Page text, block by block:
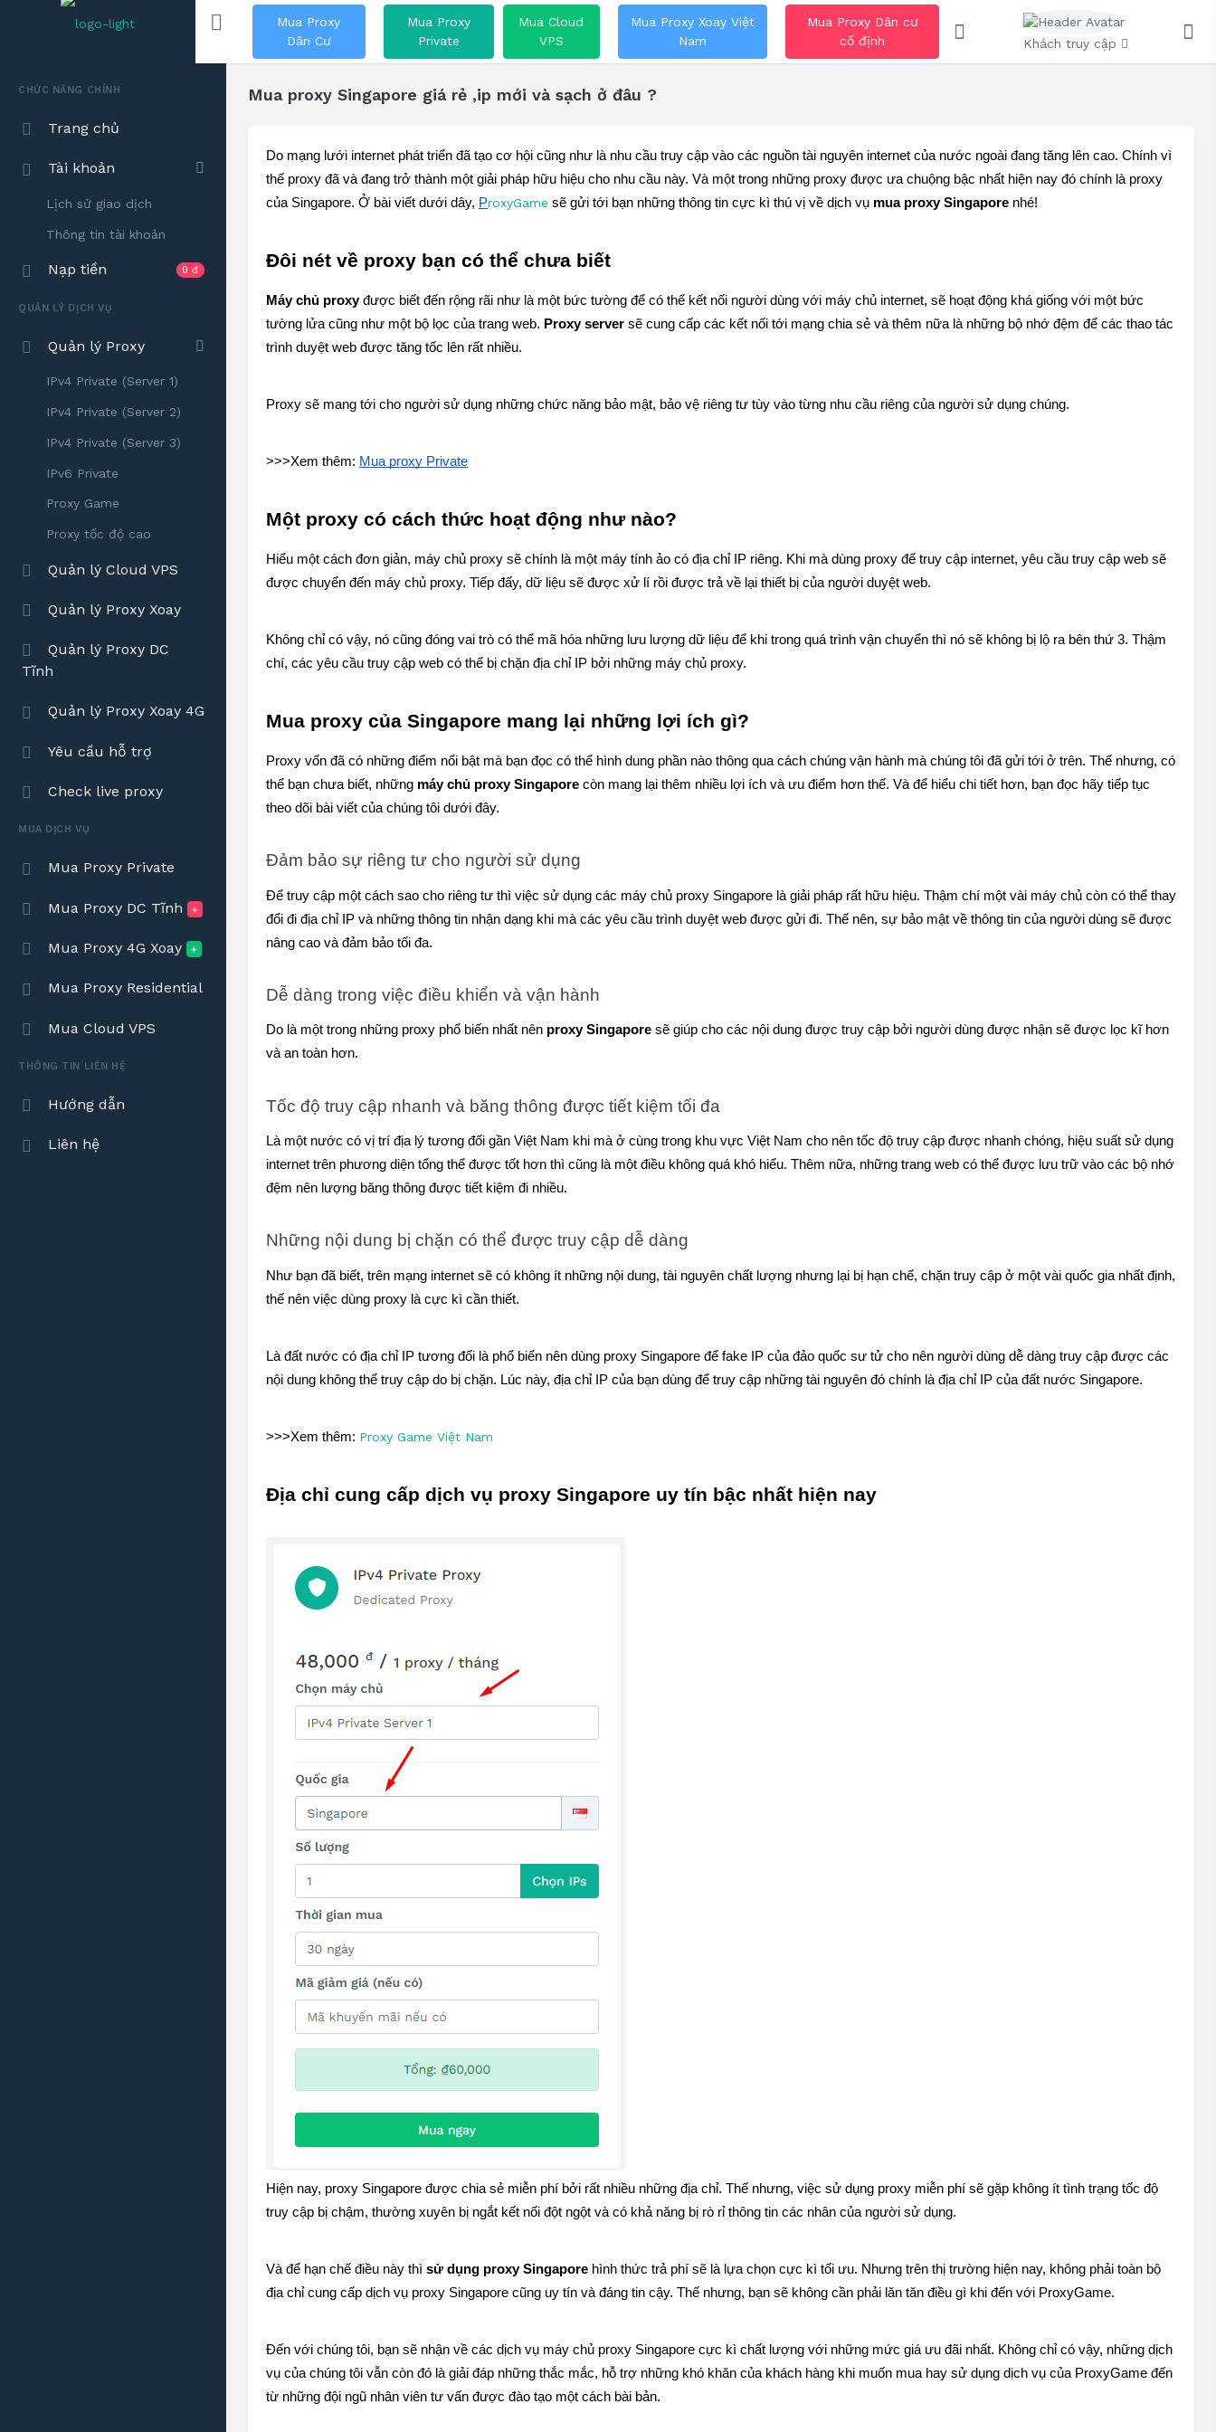
Mua Proxy
Dân Cư
Mua Proxy
Private
Mua Cloud
VPS
Mua Proxy Xoay Việt
Nam
Mua Proxy Dân cư
cố định
Khách truy cập
CHỨC NĂNG CHÍNH
Trang chủ
Tài khoản
Lịch sử giao dịch
Thông tin tài khoản
0 đ
Nạp tiền
QUẢN LÝ DỊCH VỤ
Quản lý Proxy
IPv4 Private (Server 1)
IPv4 Private (Server 2)
IPv4 Private (Server 3)
IPv6 Private
Proxy Game
Proxy tốc độ cao
Quản lý Cloud VPS
Quản lý Proxy Xoay
Quản lý Proxy DC
Tĩnh
Quản lý Proxy Xoay 4G
Yêu cầu hỗ trợ
Check live proxy
MUA DỊCH VỤ
Mua Proxy Private
Mua Proxy DC Tĩnh +
Mua Proxy 4G Xoay +
Mua Proxy Residential
Mua Cloud VPS
THÔNG TIN LIÊN HỆ
Hướng dẫn
Liên hệ
Mua proxy Singapore giá rẻ ,ip mới và sạch ở đâu ?
Do mạng lưới internet phát triển đã tạo cơ hội cũng như là nhu cầu truy cập vào các nguồn tài nguyên internet của nước ngoài đang tăng lên cao. Chính vì
thế proxy đã và đang trở thành một giải pháp hữu hiệu cho nhu cầu này. Và một trong những proxy được ưa chuộng bậc nhất hiện nay đó chính là proxy
của Singapore. Ở bài viết dưới dây, ProxyGame sẽ gửi tới bạn những thông tin cực kì thú vị về dịch vụ mua proxy Singapore nhé!
Đôi nét về proxy bạn có thể chưa biết
Máy chủ proxy được biết đến rộng rãi như là một bức tường để có thể kết nối người dùng với máy chủ internet, sẽ hoạt động khá giống với một bức
tường lửa cũng như một bộ lọc của trang web. Proxy server sẽ cung cấp các kết nối tới mạng chia sẻ và thêm nữa là những bộ nhớ đệm để các thao tác
trình duyệt web được tăng tốc lên rất nhiều.
Proxy sẽ mang tới cho người sử dụng những chức năng bảo mật, bảo vệ riêng tư tùy vào từng nhu cầu riêng của người sử dụng chúng.
>>>Xem thêm: Mua proxy Private
Một proxy có cách thức hoạt động như nào?
Hiểu một cách đơn giản, máy chủ proxy sẽ chính là một máy tính ảo có địa chỉ IP riêng. Khi mà dùng proxy để truy cập internet, yêu cầu truy cập web sẽ
được chuyển đến máy chủ proxy. Tiếp đấy, dữ liệu sẽ được xử lí rồi được trả về lại thiết bị của người duyệt web.
Không chỉ có vậy, nó cũng đóng vai trò có thể mã hóa những lưu lượng dữ liệu để khi trong quá trình vận chuyển thì nó sẽ không bị lộ ra bên thứ 3. Thậm
chí, các yêu cầu truy cập web có thể bị chặn địa chỉ IP bởi những máy chủ proxy.
Mua proxy của Singapore mang lại những lợi ích gì?
Proxy vốn đã có những điểm nổi bật mà bạn đọc có thể hình dung phần nào thông qua cách chúng vận hành mà chúng tôi đã gửi tới ở trên. Thế nhưng, có
thể bạn chưa biết, những máy chủ proxy Singapore còn mang lại thêm nhiều lợi ích và ưu điểm hơn thế. Và để hiểu chi tiết hơn, bạn đọc hãy tiếp tục
theo dõi bài viết của chúng tôi dưới đây.
Đảm bảo sự riêng tư cho người sử dụng
Để truy cập một cách sao cho riêng tư thì việc sử dụng các máy chủ proxy Singapore là giải pháp rất hữu hiệu. Thậm chí một vài máy chủ còn có thể thay
đổi đi địa chỉ IP và những thông tin nhận dạng khi mà các yêu cầu trình duyệt web được gửi đi. Thế nên, sự bảo mật về thông tin của người dùng sẽ được
nâng cao và đảm bảo tối đa.
Dễ dàng trong việc điều khiển và vận hành
Do là một trong những proxy phổ biến nhất nên proxy Singapore sẽ giúp cho các nội dung được truy cập bởi người dùng được nhận sẽ được lọc kĩ hơn
và an toàn hơn.
Tốc độ truy cập nhanh và băng thông được tiết kiệm tối đa
Là một nước có vị trí địa lý tương đối gần Việt Nam khi mà ở cùng trong khu vực Việt Nam cho nên tốc độ truy cập được nhanh chóng, hiệu suất sử dụng
internet trên phương diện tổng thể được tốt hơn thì cũng là một điều không quá khó hiểu. Thêm nữa, những trang web có thể được lưu trữ vào các bộ nhớ
đệm nên lượng băng thông được tiết kiệm đi nhiều.
Những nội dung bị chặn có thể được truy cập dễ dàng
Như bạn đã biết, trên mạng internet sẽ có không ít những nội dung, tài nguyên chất lượng nhưng lại bị hạn chế, chặn truy cập ở một vài quốc gia nhất định,
thế nên việc dùng proxy là cực kì cần thiết.
Là đất nước có địa chỉ IP tương đối là phổ biến nên dùng proxy Singapore để fake IP của đảo quốc sư tử cho nên người dùng dễ dàng truy cập được các
nội dung không thể truy cập do bị chặn. Lúc này, địa chỉ IP của bạn dùng để truy cập những tài nguyên đó chính là địa chỉ IP của đất nước Singapore.
>>>Xem thêm: Proxy Game Việt Nam
Địa chỉ cung cấp dịch vụ proxy Singapore uy tín bậc nhất hiện nay
Hiện nay, proxy Singapore được chia sẻ miễn phí bởi rất nhiều những địa chỉ. Thế nhưng, việc sử dụng proxy miễn phí sẽ gặp không ít tình trạng tốc độ
truy cập bị chậm, thường xuyên bị ngắt kết nối đột ngột và có khả năng bị rò rỉ thông tin các nhân của người sử dụng.
Và để hạn chế điều này thì sử dụng proxy Singapore hình thức trả phí sẽ là lựa chọn cực kì tối ưu. Nhưng trên thị trường hiện nay, không phải toàn bộ
địa chỉ cung cấp dịch vụ proxy Singapore cũng uy tín và đáng tin cậy. Thế nhưng, bạn sẽ không cần phải lăn tăn điều gì khi đến với ProxyGame.
Đến với chúng tôi, bạn sẽ nhận về các dịch vụ máy chủ proxy Singapore cực kì chất lượng với những mức giá ưu đãi nhất. Không chỉ có vậy, những dịch
vụ của chúng tôi vẫn còn đó là giải đáp những thắc mắc, hỗ trợ những khó khăn của khách hàng khi muốn mua hay sử dụng dịch vụ của ProxyGame đến
từ những đội ngũ nhân viên tư vấn được đào tạo một cách bài bản.